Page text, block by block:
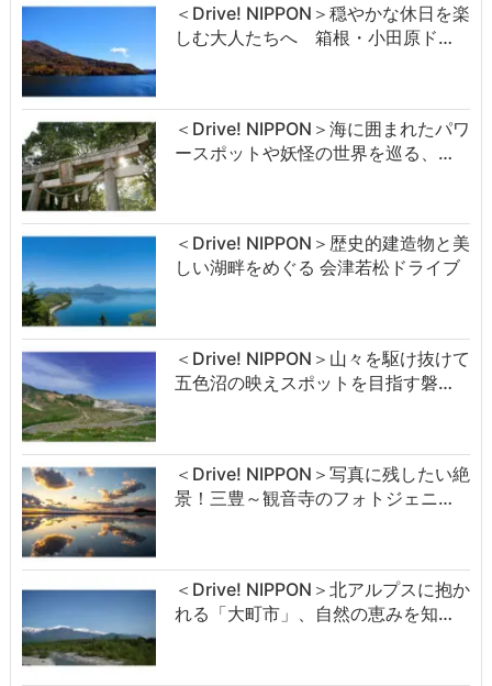
＜Drive! NIPPON＞穏やかな休日を楽
しむ大人たちへ 箱根・小田原ド…
＜Drive! NIPPON＞海に囲まれたパワ
ースポットや妖怪の世界を巡る、…
＜Drive! NIPPON＞歴史的建造物と美
しい湖畔をめぐる 会津若松ドライブ
＜Drive! NIPPON＞山々を駆け抜けて
五色沼の映えスポットを目指す磐…
＜Drive! NIPPON＞写真に残したい絶
景！三豊～観音寺のフォトジェニ…
＜Drive! NIPPON＞北アルプスに抱か
れる「大町市」、自然の恵みを知…